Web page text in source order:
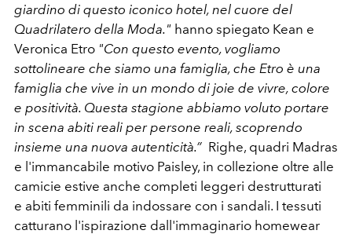
giardino di questo iconico hotel, nel cuore del
Quadrilatero della Moda." hanno spiegato Kean e
Veronica Etro "Con questo evento, vogliamo
sottolineare che siamo una famiglia, che Etro è una
famiglia che vive in un mondo di joie de vivre, colore
e positività. Questa stagione abbiamo voluto portare
in scena abiti reali per persone reali, scoprendo
insieme una nuova autenticità.” Righe, quadri Madras
e l'immancabile motivo Paisley, in collezione oltre alle
camicie estive anche completi leggeri destrutturati
e abiti femminili da indossare con i sandali. I tessuti
catturano l'ispirazione dall'immaginario homewear